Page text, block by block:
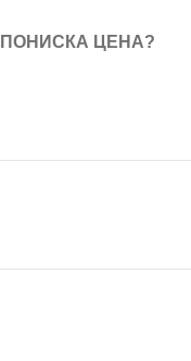
ПОНИСКА ЦЕНА?